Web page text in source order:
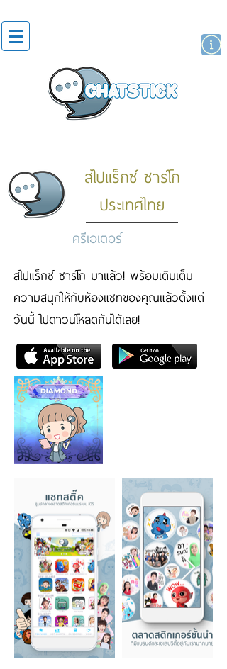
สไปแร็กซ์ ซาร์โก
ประเทศไทย
ครีเอเตอร์
สไปแร็กซ์ ซาร์โก มาแล้ว! พร้อมเติมเต็ม
ความสนุกให้กับห้องแชทของคุณแล้วตั้งแต่
วันนี้ ไปดาวน์โหลดกันได้เลย!